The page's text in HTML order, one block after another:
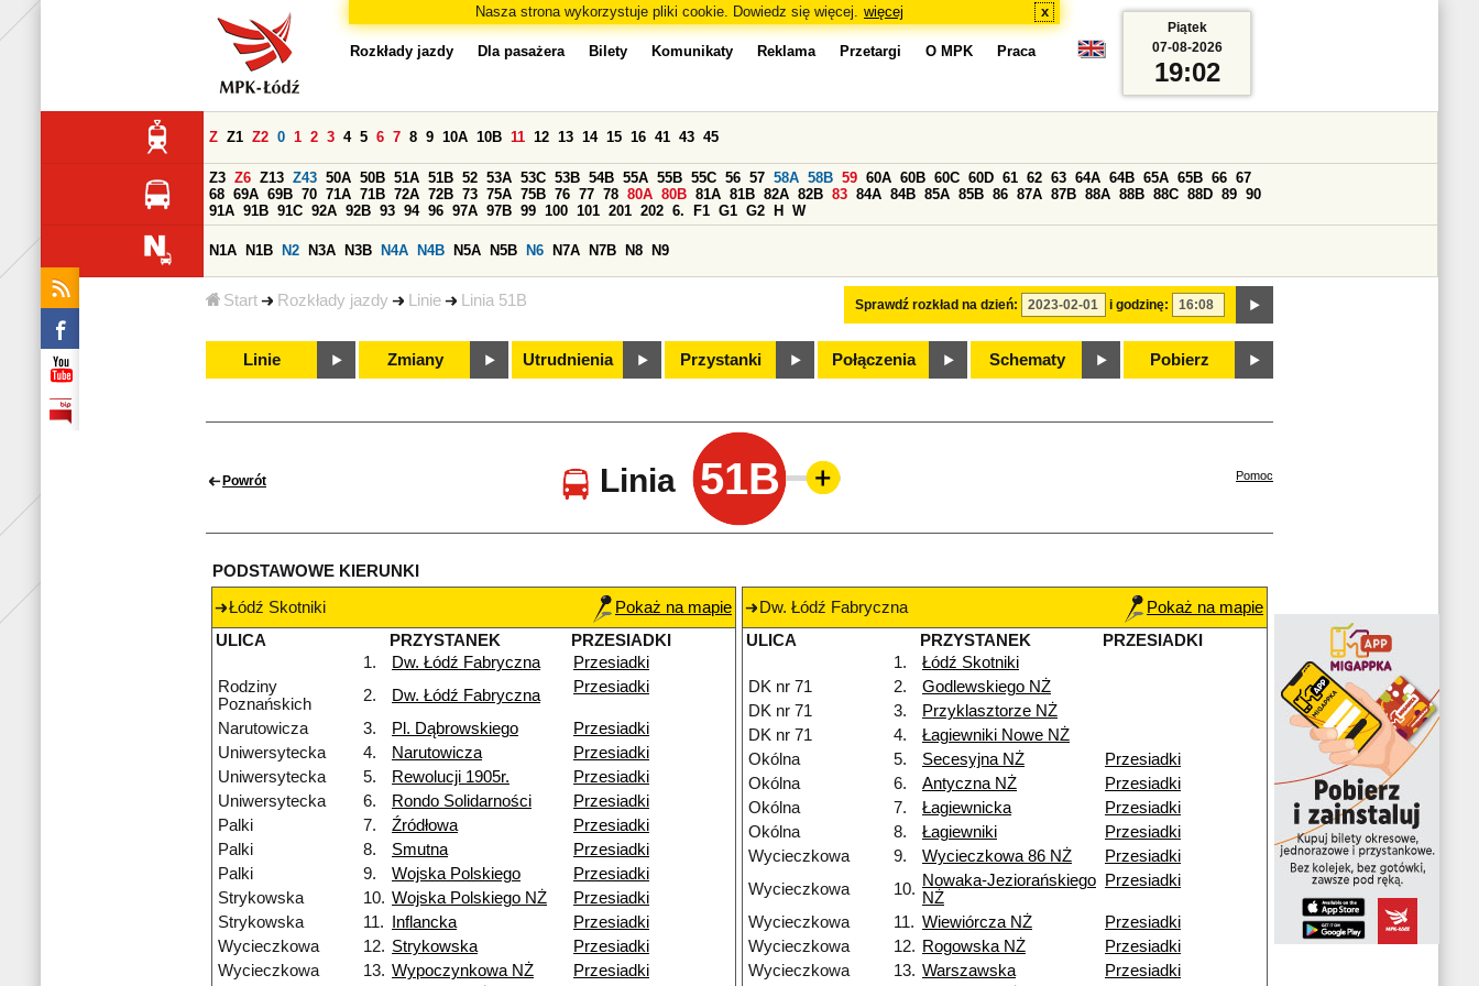
Nasza strona wykorzystuje pliki cookie. Dowiedz się więcej. więcej x
Start Rozkłady jazdy Linie Linia 51B
Rozkłady jazdy Dla pasażera Bilety Komunikaty Reklama Przetargi O MPK Praca
Sprawdź rozkład na dzień: i godzinę:
Z Z1 Z2 0 1 2 3 4 5 6 7 8 9 10A 10B 11 12 13 14 15 16 41 43 45
Z3 Z6 Z13 Z43 50A 50B 51A 51B 52 53A 53C 53B 54B 55A 55B 55C 56 57 58A 58B 59 60A 60B 60C 60D 61 62 63 64A 64B 65A 65B 66 67
68 69A 69B 70 71A 71B 72A 72B 73 75A 75B 76 77 78 80A 80B 81A 81B 82A 82B 83 84A 84B 85A 85B 86 87A 87B 88A 88B 88C 88D 89 90
91A 91B 91C 92A 92B 93 94 96 97A 97B 99 100 101 201 202 6. F1 G1 G2 H W
N1A N1B N2 N3A N3B N4A N4B N5A N5B N6 N7A N7B N8 N9
Linie Zmiany Utrudnienia Przystanki Połączenia Schematy Pobierz
Piątek
07-08-2026
19:02
Powrót Linia 51B Pomoc
PODSTAWOWE KIERUNKI
Łódź Skotniki
Pokaż na mapie
ULICA
PRZYSTANEK
PRZESIADKI
1.
Dw. Łódź Fabryczna
Przesiadki
Rodziny
Poznańskich
2. Dw. Łódź Fabryczna Przesiadki
Narutowicza 3. Pl. Dąbrowskiego
Przesiadki
Uniwersytecka
4. Narutowicza
Przesiadki
Uniwersytecka
5. Rewolucji 1905r.
Przesiadki
Uniwersytecka
6. Rondo Solidarności
Przesiadki
Palki
7. Źródłowa
Przesiadki
Palki
8. Smutna
Przesiadki
Palki
9. Wojska Polskiego
Przesiadki
Strykowska
10. Wojska Polskiego NŻ
Przesiadki
Strykowska
11. Inflancka
Przesiadki
Wycieczkowa
12. Strykowska
Przesiadki
Wycieczkowa
13. Wypoczynkowa NŻ Przesiadki
Dw. Łódź Fabryczna
Pokaż na mapie
ULICA
PRZYSTANEK
PRZESIADKI
1.
Łódź Skotniki
DK nr 71
2.
Godlewskiego NŻ
DK nr 71
3.
Przyklasztorze NŻ
DK nr 71
4.
Łagiewniki Nowe NŻ
Okólna
5. Secesyjna NŻ
Przesiadki
Okólna
6. Antyczna NŻ
Przesiadki
Okólna
7. Łagiewnicka
Przesiadki
Okólna
8. Łagiewniki
Przesiadki
Wycieczkowa
9. Wycieczkowa 86 NŻ
Przesiadki
Wycieczkowa
10. Nowaka-Jeziorańskiego
NŻ
Przesiadki
Wycieczkowa 11. Wiewiórcza NŻ
Przesiadki
Wycieczkowa
12. Rogowska NŻ
Przesiadki
Wycieczkowa
13. Warszawska Przesiadki